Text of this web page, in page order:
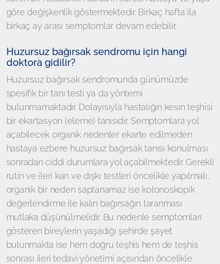
göre değişkenlik göstermektedir. Birkaç hafta ila
birkaç ay arası semptomlar devam edebilir.
Huzursuz bağırsak sendromu için hangi
doktora gidilir?
Huzursuz bağırsak sendromunda günümüzde
spesifik bir tanı testi ya da yöntemi
bulunmamaktadır. Dolayısıyla hastalığın kesin teşhisi
bir ekartasyon (eleme) tanısıdır. Semptomlara yol
açabilecek organik nedenler ekarte edilmeden
hastaya ezbere huzursuz bağırsak tanısı konulması
sonradan ciddi durumlara yol açabilmektedir. Gerekli
rutin ve ileri kan ve dışkı testleri öncelikle yapılmalı,
organik bir neden saptanamaz ise kolonoskopik
değerlendirme ile kalın bağırsağın taranması
mutlaka düşünülmelidir. Bu nedenle semptomları
gösteren bireylerin yaşadığı şehirde şayet
bulunmakta ise hem doğru teşhis hem de teşhis
sonrası ileri tedavi yönetimi açısından öncelikle